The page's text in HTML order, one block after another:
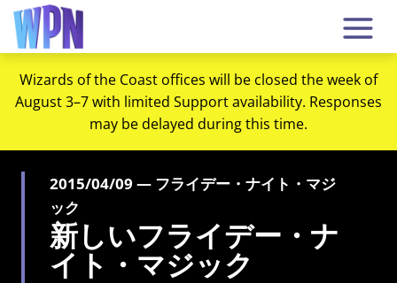
Wizards of the Coast offices will be closed the week of
August 3–7 with limited Support availability. Responses
may be delayed during this time.
2015/04/09 — フライデー・ナイト・マジ
ック
新しいフライデー・ナ
イト・マジック